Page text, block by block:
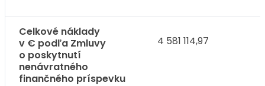
Celkové náklady
v € podľa Zmluvy
o poskytnutí
nenávratného
finančného príspevku
4 581 114,97